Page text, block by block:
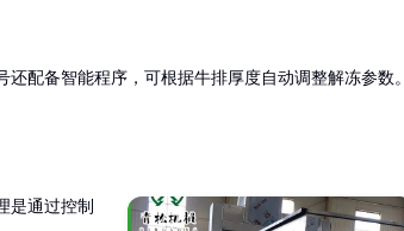
配备智能程序，可根据牛排厚度自动调整解冻参数
是通过控制